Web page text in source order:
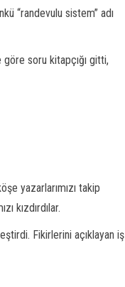
“randevulu sistem” adı
göre soru kitapçığı gitti,
yazarlarımızı takip
kızdırdılar.
Fikirlerini açıklayan iş